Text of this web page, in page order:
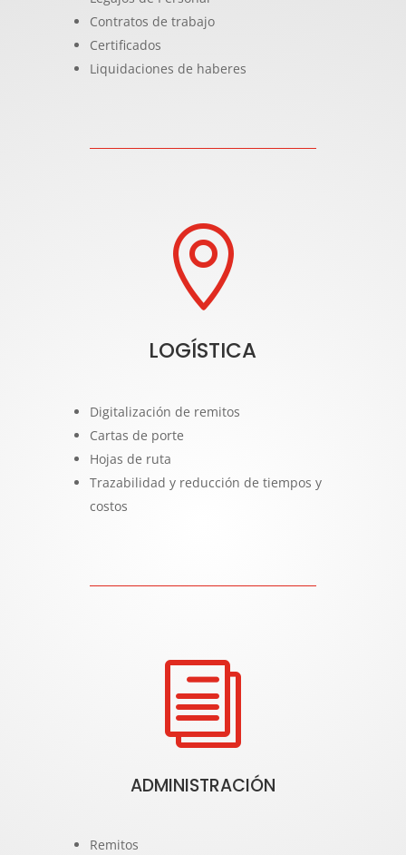
Contratos de trabajo
Certificados
Liquidaciones de haberes

LOGÍSTICA
Digitalización de remitos
Cartas de porte
Hojas de ruta
Trazabilidad y reducción de tiempos y
costos
i
ADMINISTRACIÓN
Remitos